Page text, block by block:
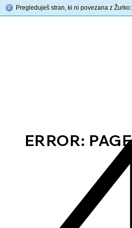
Pregleduješ stran, ki ni povezana z Žurko: